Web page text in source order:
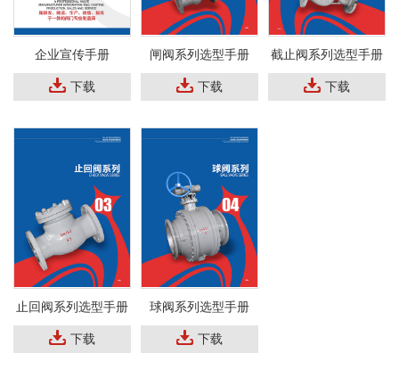
企业宣传手册
下载
闸阀系列选型手册
下载
截止阀系列选型手册
下载
止回阀系列选型手册
下载
球阀系列选型手册
下载